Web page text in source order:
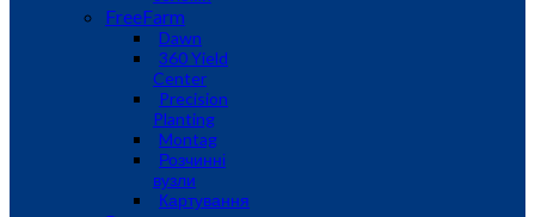
FreeFarm
Dawn
360 Yield
Center
Precision
Planting
Montag
Розчинні
вузли
Картування